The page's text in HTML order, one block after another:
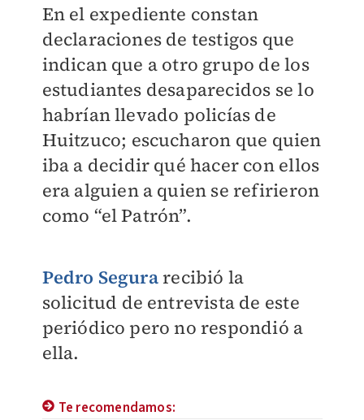
En el expediente constan
declaraciones de testigos que
indican que a otro grupo de los
estudiantes desaparecidos se lo
habrían llevado policías de
Huitzuco; escucharon que quien
iba a decidir qué hacer con ellos
era alguien a quien se refirieron
como “el Patrón”.
Pedro Segurarecibió la
solicitud de entrevista de este
periódico pero no respondió a
ella.
Te recomendamos: